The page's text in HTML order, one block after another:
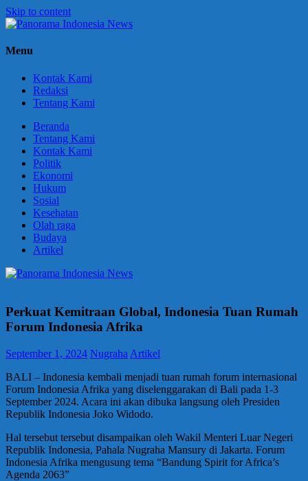
Skip to content
Panorama
Berani
Menu
Kontak Kami
Redaksi
Tentang Kami
Beranda
Tentang Kami
Kontak Kami
Politik
Ekonomi
Hukum
Sosial
Kesehatan
Olah raga
Budaya
Artikel
Perkuat Kemitraan Global, Indonesia Tuan Rumah
Forum Indonesia Afrika
September 1, 2024 Nugraha Artikel
BALI – Indonesia kembali menjadi tuan rumah forum internasional
Forum Indonesia Afrika yang diselenggarakan di Bali pada 1-3
September 2024. Acara ini akan dibuka langsung oleh Presiden
Republik Indonesia Joko Widodo.
Hal tersebut tersebut disampaikan oleh Wakil Menteri Luar Negeri
Republik Indonesia, Pahala Nugraha Mansury di Jakarta. Forum
Indonesia Afrika mengusung tema “Bandung Spirit for Africa’s
Agenda 2063”